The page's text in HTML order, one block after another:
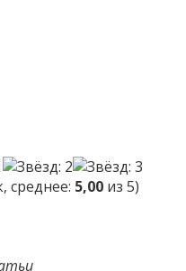
среднее: 5,00 из 5)